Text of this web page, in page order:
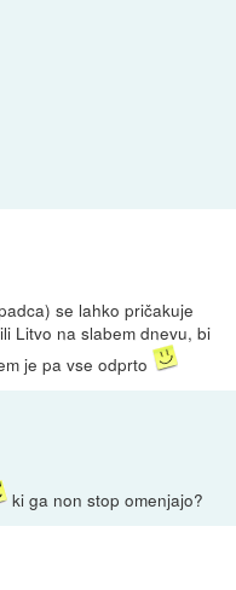
se lahko pričakuje
Litvo na slabem dnevu, bi
je pa vse odprto
ki ga non stop omenjajo?